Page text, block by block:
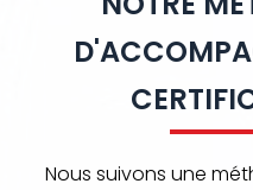
Nous suivons une